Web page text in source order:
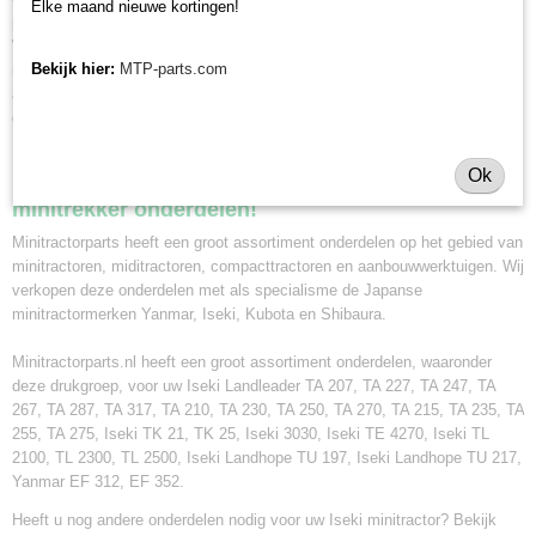
Wij zijn van maandag tot en met vrijdag geopend voor afhalen van
minitractor onderdelen van 8.30 tot 16.30 uur. Maakt u hiervoor eerst een
afspraak via whatsapp 0630381824 of per e-mail info@minitractorparts.nl,
dan zijn wij u graag van dienst.
minitrekker onderdelen!
Minitractorparts heeft een groot assortiment onderdelen op het gebied van
minitractoren, miditractoren, compacttractoren en aanbouwwerktuigen. Wij
verkopen deze onderdelen met als specialisme de Japanse
minitractormerken Yanmar, Iseki, Kubota en Shibaura.
Minitractorparts.nl heeft een groot assortiment onderdelen, waaronder
deze drukgroep, voor uw Iseki Landleader TA 207, TA 227, TA 247, TA
267, TA 287, TA 317, TA 210, TA 230, TA 250, TA 270, TA 215, TA 235, TA
255, TA 275, Iseki TK 21, TK 25, Iseki 3030, Iseki TE 4270, Iseki TL
2100, TL 2300, TL 2500, Iseki Landhope TU 197, Iseki Landhope TU 217,
Yanmar EF 312, EF 352.
Heeft u nog andere onderdelen nodig voor uw Iseki minitractor? Bekijk
Elke maand nieuwe kortingen!
Bekijk hier: MTP-parts.com
Ok